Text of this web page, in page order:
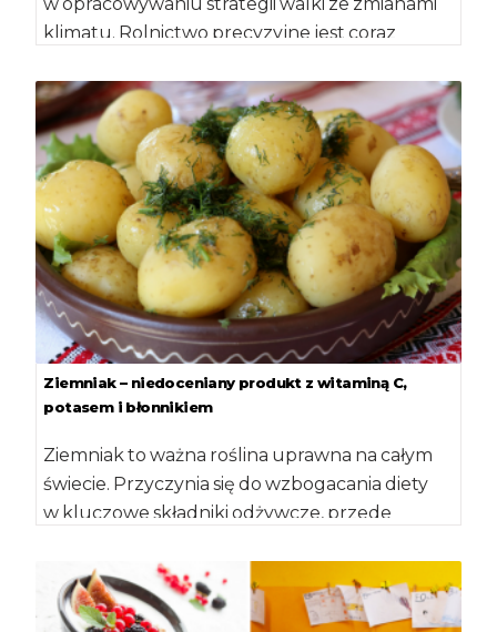
klimatu. Rolnictwo precyzyjne jest coraz
Ziemniak – niedoceniany produkt z witaminą C,
potasem i błonnikiem
Ziemniak to ważna roślina uprawna na całym
świecie. Przyczynia się do wzbogacania diety
w kluczowe składniki odżywcze, przede